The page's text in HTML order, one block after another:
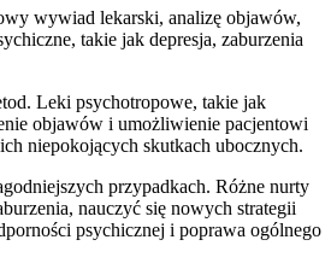
wywiad lekarski, analizę objawów,
takie jak depresja, zaburzenia
Leki psychotropowe, takie jak
objawów i umożliwienie pacjentowi
niepokojących skutkach ubocznych.
przypadkach. Różne nurty
nauczyć się nowych strategii
psychicznej i poprawa ogólnego